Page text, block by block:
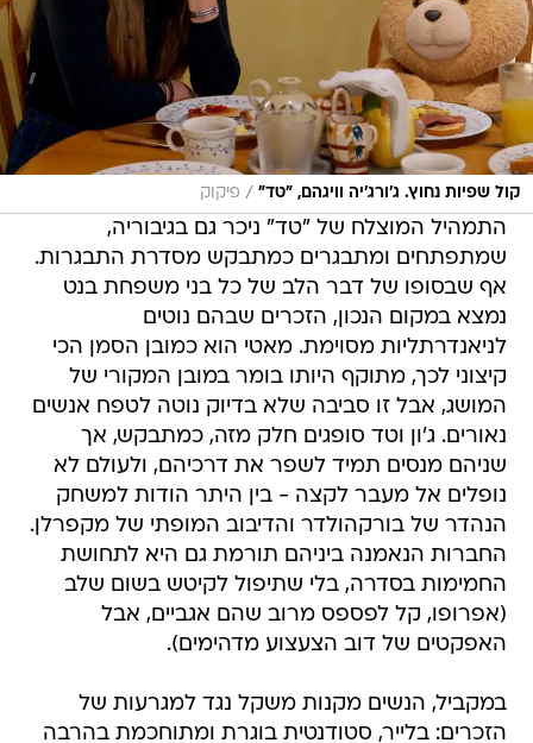
קול שפיות נחוץ. ג'ורג'יה וויגהם, "טד" / פיקוק
התמהיל המוצלח של "טד" ניכר גם בגיבוריה,
שמתפתחים ומתבגרים כמתבקש מסדרת התבגרות.
אף שבסופו של דבר הלב של כל בני משפחת בנט
נמצא במקום הנכון, הזכרים שבהם נוטים
לניאנדרתליות מסוימת. מאטי הוא כמובן הסמן הכי
קיצוני לכך, מתוקף היותו בומר במובן המקורי של
המושג, אבל זו סביבה שלא בדיוק נוטה לטפח אנשים
נאורים. ג'ון וטד סופגים חלק מזה, כמתבקש, אך
שניהם מנסים תמיד לשפר את דרכיהם, ולעולם לא
נופלים אל מעבר לקצה - בין היתר הודות למשחק
הנהדר של בורקהולדר והדיבוב המופתי של מקפרלן.
החברות הנאמנה ביניהם תורמת גם היא לתחושת
החמימות בסדרה, בלי שתיפול לקיטש בשום שלב
(אפרופו, קל לפספס מרוב שהם אגביים, אבל
האפקטים של דוב הצעצוע מדהימים).
במקביל, הנשים מקנות משקל נגד למגרעות של
הזכרים: בלייר, סטודנטית בוגרת ומתוחכמת בהרבה